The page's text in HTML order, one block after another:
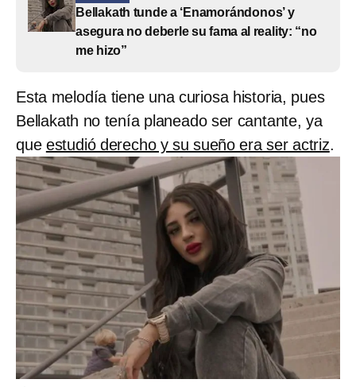
Bellakath tunde a ‘Enamorándonos’ y
asegura no deberle su fama al reality: “no
me hizo”
Esta melodía tiene una curiosa historia, pues
Bellakath no tenía planeado ser cantante, ya
que estudió derecho y su sueño era ser actriz.